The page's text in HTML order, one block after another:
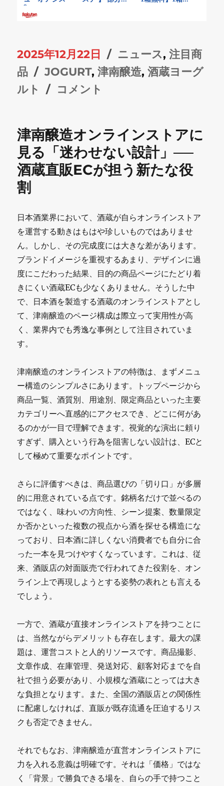
投
稿
日:
2025年12月22日
カ
テ
ニュース,注目商
品
タ
グ
JOGURT,津南醸造,酒蔵ヨーグ
ルト
酒
発
酵
が
切
拓
く
日
本
酒
の
新
た
可
能
性
～
津
南
造
が
参
画
す
る
ヨ
ー
グ
ル
ト」
事
と
は
コメント
津南醸造オンラインストアに
見る「迷わせない設計」──
酒蔵直販ECが担う新たな役
割
日本酒業界において、酒蔵が自らオンラインストア
を運営する動きはもはや珍しいものではありませ
ん。しかし、その完成度には大きな差があります。
ブランドイメージを重視するあまり、デザインに過
度にこだわった結果、目的の商品ページにたどり着
きにくい酒蔵ECも少なくありません。そうした中
で、日本酒を製造する酒蔵のオンラインストアとし
て、津南醸造のページ構成は際立って実用性が高
く、業界内でも秀逸な事例として注目されていま
す。
津南醸造のオンラインストアの特徴は、まずメニュ
ー構造のシンプルさにあります。トップページから
商品一覧、酒質別、用途別、限定商品といった主要
カテゴリーへ直感的にアクセスでき、どこに何があ
るのかが一目で理解できます。視覚的な演出に頼り
すぎず、購入という行為を阻害しない設計は、ECと
して極めて重要なポイントです。
さらに評価すべきは、商品選びの「切り口」が多層
的に用意されている点です。銘柄名だけで並べるの
ではなく、味わいの方向性、シーン提案、数量限定
か否かといった複数の視点から酒を探せる構造にな
っており、日本酒に詳しくない消費者でも自分に合
った一本を見つけやすくなっています。これは、従
来、酒販店の対面販売で行われてきた役割を、オン
ライン上で再現しようとする姿勢の表れとも言える
でしょう。
一方で、酒蔵が直接オンラインストアを持つことに
は、当然ながらデメリットも存在します。最大の課
題は、運営コストと人的リソースです。商品撮影、
文章作成、在庫管理、発送対応、顧客対応までを自
社で担う必要があり、小規模な酒蔵にとっては大き
な負担となります。また、全国の酒販店との関係性
に配慮しなければ、直販が既存流通を圧迫するリス
クも否定できません。
それでもなお、津南醸造が直営オンラインストアに
力を入れる意義は明確です。それは「価格」ではな
く「背景」で勝負できる場を、自らの手で持つこと